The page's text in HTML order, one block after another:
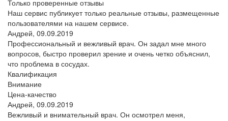
Только проверенные отзывы
Наш сервис публикует только реальные отзывы, размещенные
пользователями на нашем сервисе.
Андрей, 09.09.2019
Профессиональный и вежливый врач. Он задал мне много
вопросов, быстро проверил зрение и очень четко объяснил,
что проблема в сосудах.
Квалификация
Внимание
Цена-качество
Андрей, 09.09.2019
Вежливый и внимательный врач. Он осмотрел меня,